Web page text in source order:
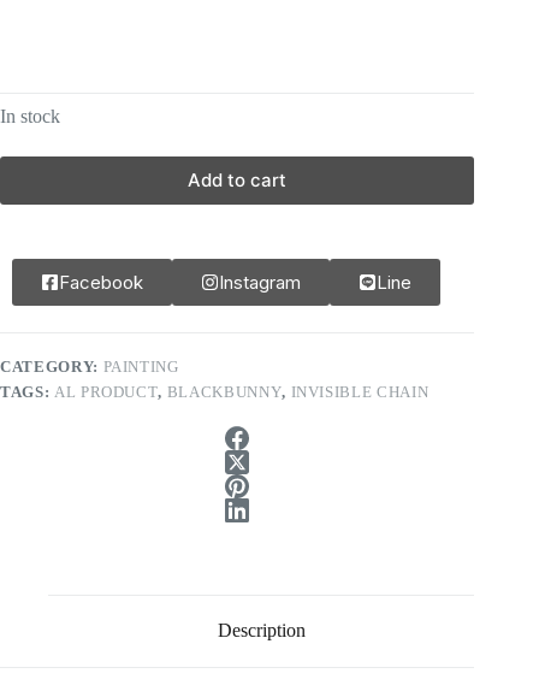
In stock
Add to cart
Facebook Instagram Line
CATEGORY: PAINTING
TAGS: AL PRODUCT, BLACKBUNNY, INVISIBLE CHAIN
Description